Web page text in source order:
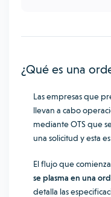
¿Qué es una
Las empresas que
llevan a cabo
mediante OTS que
una solicitud y esta
El flujo que
se plasma en una
detalla las